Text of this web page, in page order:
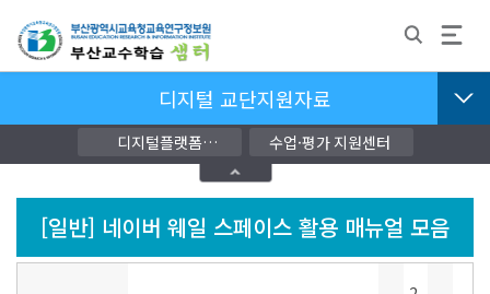
디지털 교단지원자료
디지털플랫폼
교단지원자료
수업·평가 지원센터
[일반] 네이버 웨일 스페이스 활용 매뉴얼 모음